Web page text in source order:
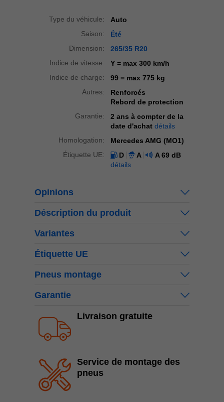
Type du véhicule:
Auto
Saison:
Été
Dimension:
265/35 R20
Indice de vitesse:
Y = max 300 km/h
Indice de charge:
99 = max 775 kg
Autres:
Renforcés
Rebord de protection
Garantie:
2 ans à compter de la
date d'achat détails
Homologation:
Mercedes AMG (MO1)
Étiquette UE:
D A A 69 dB
détails
Opinions
Déscription du produit
Variantes
Étiquette UE
Pneus montage
Garantie
Livraison gratuite
Service de montage des
pneus